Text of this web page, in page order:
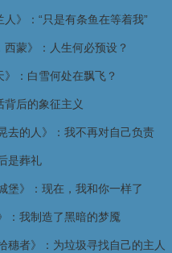
人》：“只是有条鱼在等着我”
西蒙》：人生何必预设？
》：白雪何处在飘飞？
背后的象征主义
去的人》：我不再对自己负责
是葬礼
堡》：现在，我和你一样了
：我制造了黑暗的梦魇
穗者》：为垃圾寻找自己的主人